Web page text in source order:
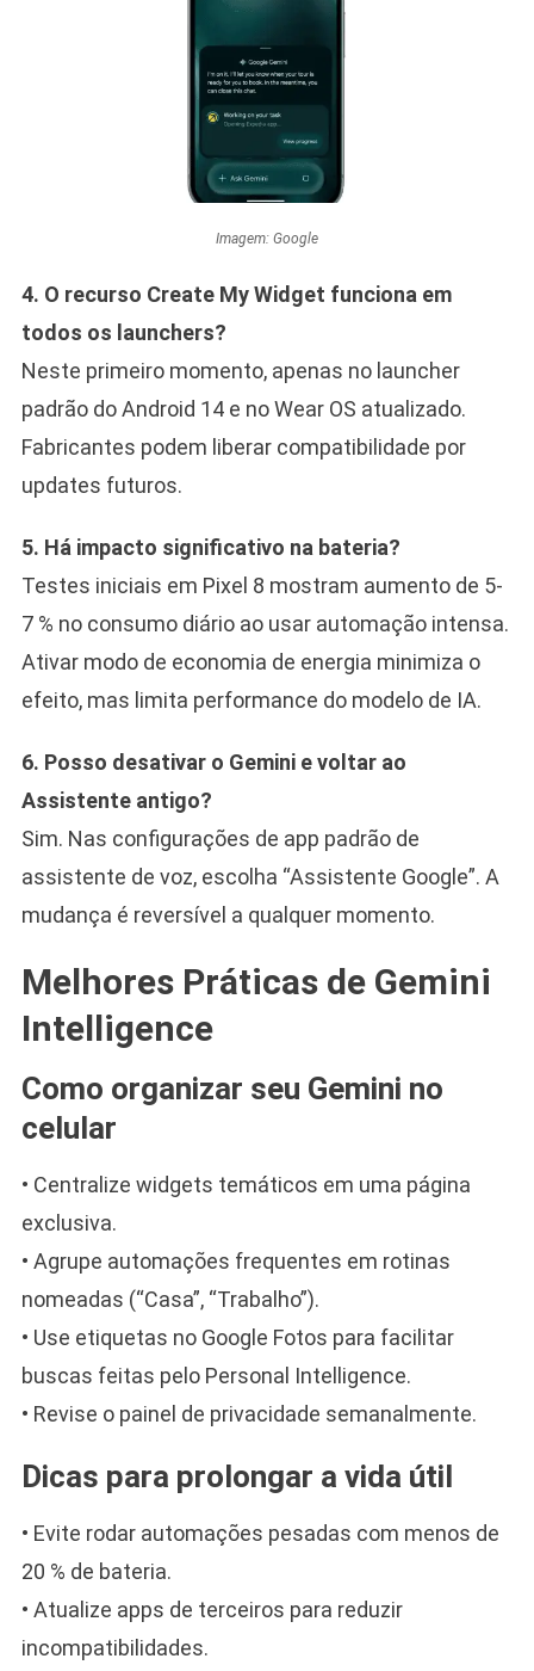
Imagem: Google
4. O recurso Create My Widget funciona em
todos os launchers?
Neste primeiro momento, apenas no launcher
padrão do Android 14 e no Wear OS atualizado.
Fabricantes podem liberar compatibilidade por
updates futuros.
5. Há impacto significativo na bateria?
Testes iniciais em Pixel 8 mostram aumento de 5-
7 % no consumo diário ao usar automação intensa.
Ativar modo de economia de energia minimiza o
efeito, mas limita performance do modelo de IA.
6. Posso desativar o Gemini e voltar ao
Assistente antigo?
Sim. Nas configurações de app padrão de
assistente de voz, escolha “Assistente Google”. A
mudança é reversível a qualquer momento.
Melhores Práticas de Gemini
Intelligence
Como organizar seu Gemini no
celular
• Centralize widgets temáticos em uma página
exclusiva.
• Agrupe automações frequentes em rotinas
nomeadas (“Casa”, “Trabalho”).
• Use etiquetas no Google Fotos para facilitar
buscas feitas pelo Personal Intelligence.
• Revise o painel de privacidade semanalmente.
Dicas para prolongar a vida útil
• Evite rodar automações pesadas com menos de
20 % de bateria.
• Atualize apps de terceiros para reduzir
incompatibilidades.